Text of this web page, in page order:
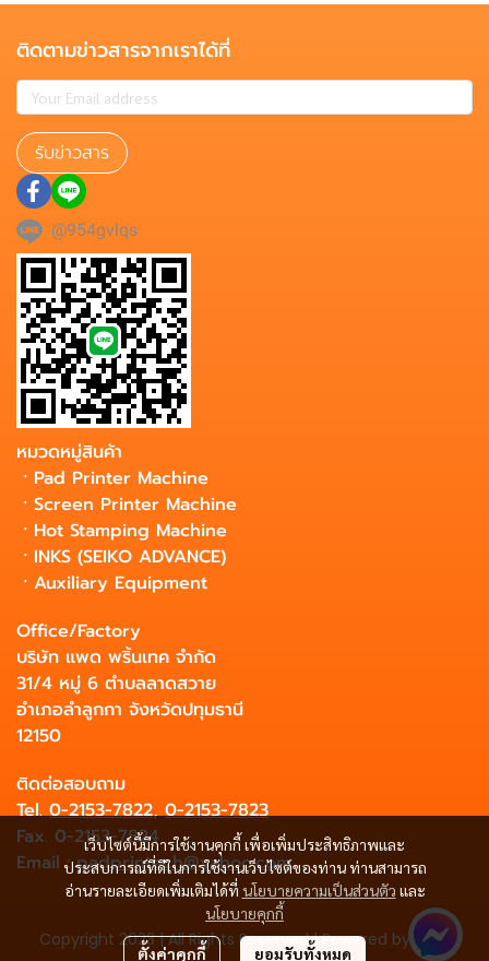
เว็บไซต์นี้มีการใช้งานคุกกี้ เพื่อเพิ่มประสิทธิภาพและ
ประสบการณ์ที่ดีในการใช้งานเว็บไซต์ของท่าน ท่านสามารถ
อ่านรายละเอียดเพิ่มเติมได้ที่ นโยบายความเป็นส่วนตัว และ
นโยบายคุกกี้
ตั้งค่าคุกกี้ ยอมรับทั้งหมด
ติดตามข่าวสารจากเราได้ที่
รับข่าวสาร
@954gvlqs
หมวดหมู่สินค้า
ㆍ Pad Printer Machine
ㆍ Screen Printer Machine
ㆍ Hot Stamping Machine
ㆍ INKS (SEIKO ADVANCE)
ㆍ Auxiliary Equipment
Office/Factory
บริษัท แพด พริ้นเทค จำกัด
31/4 หมู่ 6 ตำบลลาดสวาย
อำเภอลำลูกกา จังหวัดปทุมธานี
12150
ติดต่อสอบถาม
Tel.0-2153-7822,0-2153-7823
Fax. 0-2153-7824
Email :padprintech@yahoo.com
Copyright 2023 | All Rights Reserved | Powered by MWE